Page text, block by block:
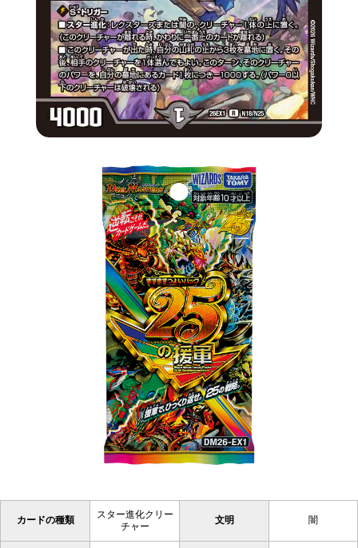
カードの種類
スター進化クリー
チャー
文明 闇